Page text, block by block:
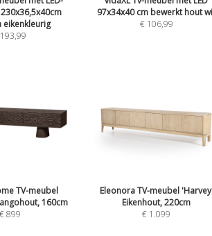
eikenkleurig
97x34x40 cm bewerkt hout
€ 106,99
TV-meubel
160cm
€ 899
Eleonora TV-meubel
Eikenhout, 220cm
€ 1.099